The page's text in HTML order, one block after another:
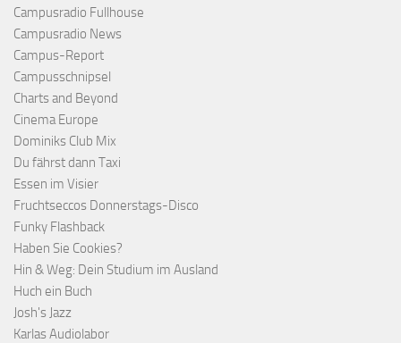
Campusradio Fullhouse
Campusradio News
Campus-Report
Campusschnipsel
Charts and Beyond
Cinema Europe
Dominiks Club Mix
Du fährst dann Taxi
Essen im Visier
Fruchtseccos Donnerstags-Disco
Funky Flashback
Haben Sie Cookies?
Hin & Weg: Dein Studium im Ausland
Huch ein Buch
Josh's Jazz
Karlas Audiolabor